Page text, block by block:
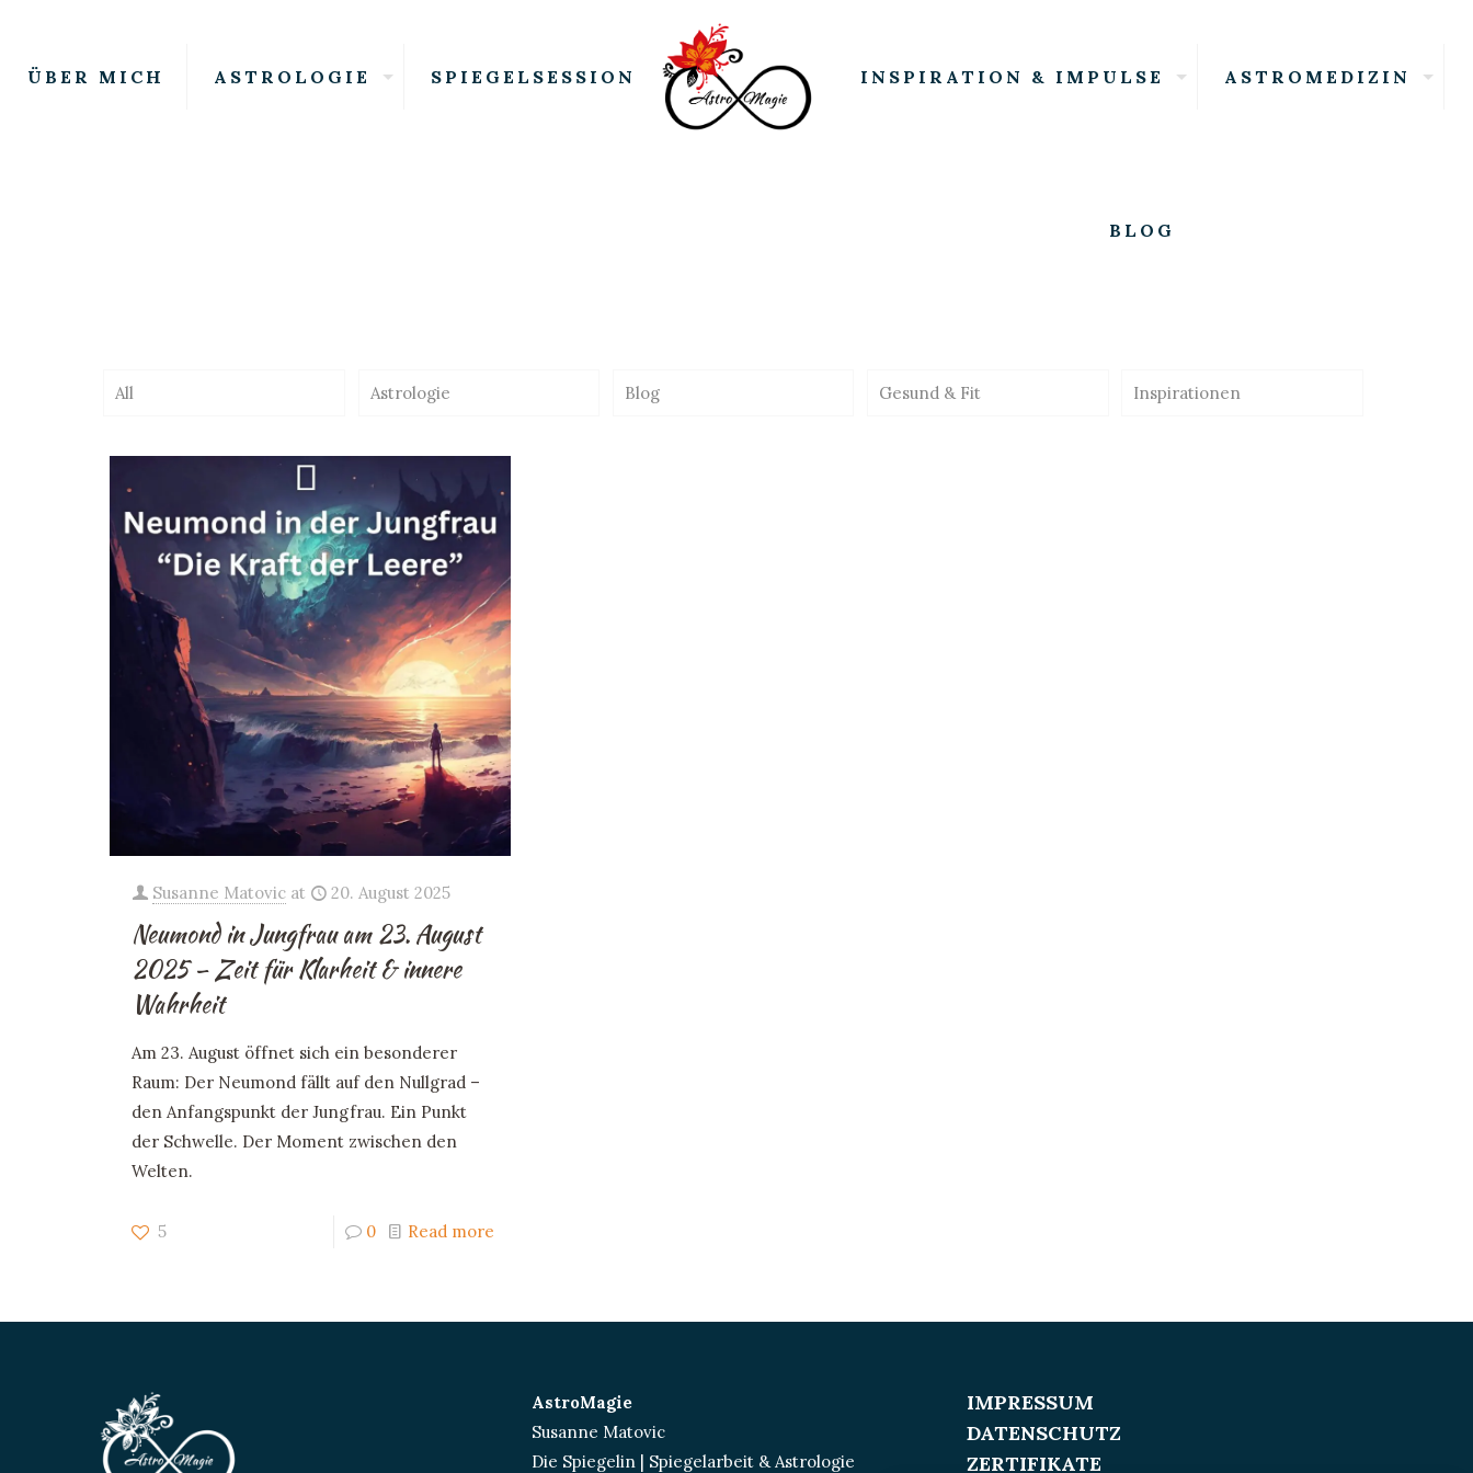
ÜBER MICH ASTROLOGIE SPIEGELSESSION INSPIRATION & IMPULSE ASTROMEDIZIN
BLOG
All Astrologie Blog Gesund & Fit Inspirationen
Susanne Matovic at 20. August 2025
Neumond in Jungfrau am 23. August
2025 – Zeit für Klarheit & innere
Wahrheit
Am 23. August öffnet sich ein besonderer
Raum: Der Neumond fällt auf den Nullgrad –
den Anfangspunkt der Jungfrau. Ein Punkt
der Schwelle. Der Moment zwischen den
Welten.
5 0 Read more
AstroMagie
Susanne Matovic
Die Spiegelin | Spiegelarbeit & Astrologie
IMPRESSUM
DATENSCHUTZ
ZERTIFIKATE